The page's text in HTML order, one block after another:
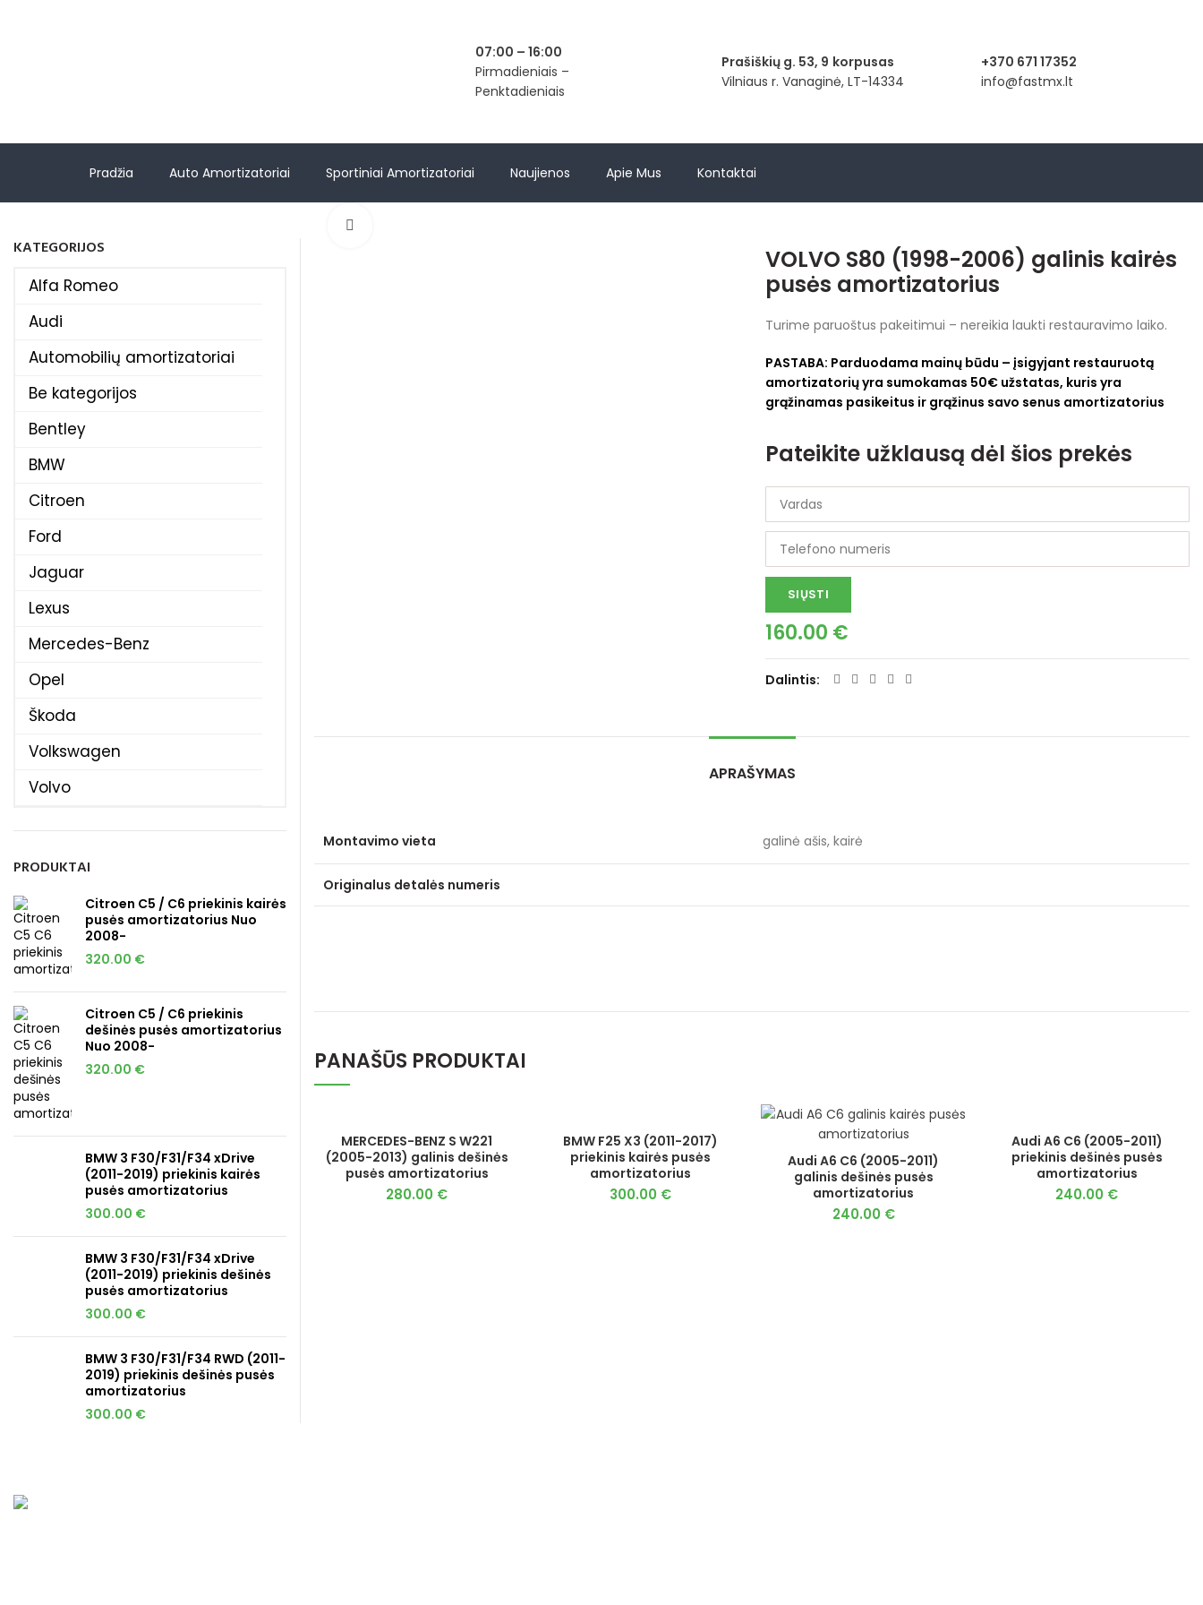
07:00 – 16:00
Pirmadieniais –
Penktadieniais
Prašiškių g. 53, 9 korpusas
Vilniaus r. Vanaginė, LT-14334
+370 671 17352
info@fastmx.lt
Pradžia Auto Amortizatoriai Sportiniai Amortizatoriai Naujienos Apie Mus Kontaktai
VOLVO S80 (1998-2006) galinis kairės
pusės amortizatorius
Turime paruoštus pakeitimui – nereikia laukti restauravimo laiko.
PASTABA: Parduodama mainų būdu – įsigyjant restauruotą
amortizatorių yra sumokamas 50€ užstatas, kuris yra
grąžinamas pasikeitus ir grąžinus savo senus amortizatorius
Pateikite užklausą dėl šios prekės
SIŲSTI
160.00 €
Dalintis
APRAŠYMAS
Montavimo vieta galinė ašis, kairė
Originalus detalės numeris
PANAŠŪS PRODUKTAI
MERCEDES-BENZ S W221
(2005-2013) galinis dešinės
pusės amortizatorius
280.00 €
BMW F25 X3 (2011-2017)
priekinis kairės pusės
amortizatorius
300.00 €
Audi A6 C6 (2005-2011)
galinis dešinės pusės
amortizatorius
240.00 €
Audi A6 C6 (2005-2011)
priekinis dešinės pusės
amortizatorius
240.00 €
KATEGORIJOS
Alfa Romeo
Audi
Automobilių amortizatoriai
Be kategorijos
Bentley
BMW
Citroen
Ford
Jaguar
Lexus
Mercedes-Benz
Opel
Škoda
Volkswagen
Volvo
PRODUKTAI
Citroen C5 / C6 priekinis kairės
pusės amortizatorius Nuo
2008-
320.00 €
Citroen C5 / C6 priekinis
dešinės pusės amortizatorius
Nuo 2008-
320.00 €
BMW 3 F30/F31/F34 xDrive
(2011-2019) priekinis kairės
pusės amortizatorius
300.00 €
BMW 3 F30/F31/F34 xDrive
(2011-2019) priekinis dešinės
pusės amortizatorius
300.00 €
BMW 3 F30/F31/F34 RWD (2011-
2019) priekinis dešinės pusės
amortizatorius
300.00 €